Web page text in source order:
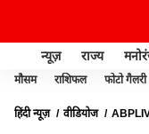
न्यूज़ राज्य
मौसम राशिफल फोटो गैलरी
हिंदी न्यूज़ वीडियोज